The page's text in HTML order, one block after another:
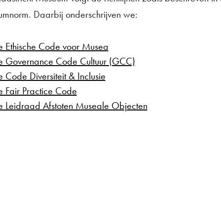
Daarbij onderschrijven we:
Ethische Code voor Musea
Governance Code Cultuur (GCC)
Code Diversiteit & Inclusie
Fair Practice Code
Leidraad Afstoten Museale Objecten